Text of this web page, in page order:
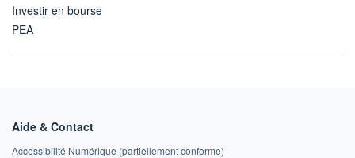
Investir en bourse
PEA
Aide & Contact
Accessibilité Numérique (partiellement conforme)